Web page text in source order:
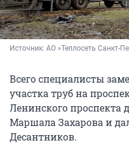
Источник: АО »Теплосеть Санкт-
Всего специалисты
участка труб на
Ленинского проспекта
Маршала Захарова и
Десантников.